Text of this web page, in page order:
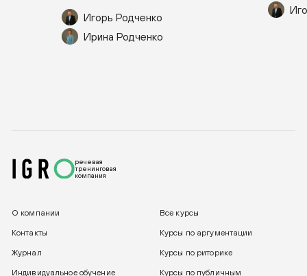
Игорь Родченко
Ирина Родченко
речевая
тренинговая
компания
О компании Все курсы
Контакты Курсы по аргументации
Журнал Курсы по риторике
Индивидуальное обучение Курсы по публичным